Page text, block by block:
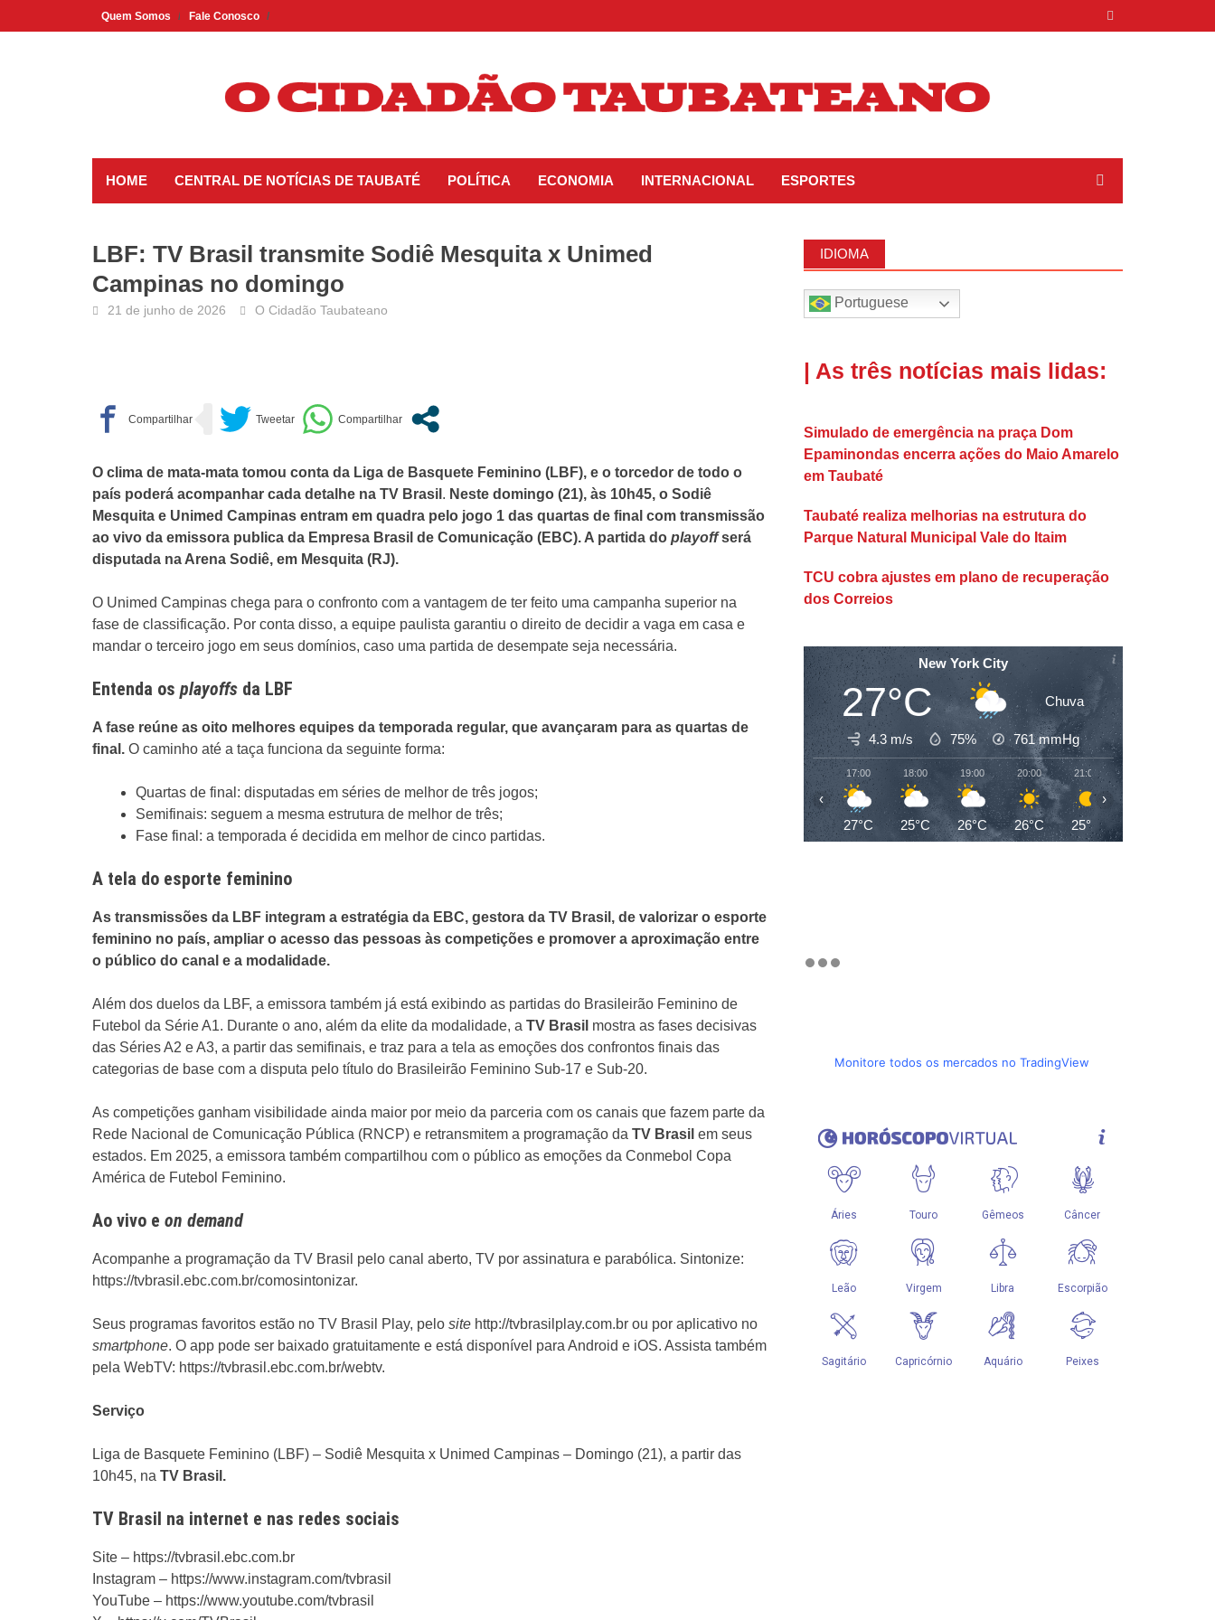
to
Quem Somos Fale Conosco
HOME CENTRAL DE NOTÍCIAS DE TAUBATÉ POLÍTICA ECONOMIA INTERNACIONAL ESPORTES
LBF: TV Brasil transmite Sodiê Mesquita x Unimed
Campinas no domingo
21 de junho de 2026 O Cidadão Taubateano
O clima de mata-mata tomou conta da Liga de Basquete Feminino (LBF), e o torcedor de todo o
país poderá acompanhar cada detalhe na TV Brasil . Neste domingo (21), às 10h45, o Sodiê
Mesquita e Unimed Campinas entram em quadra pelo jogo 1 das quartas de final com transmissão
ao vivo da emissora publica da Empresa Brasil de Comunicação (EBC). A partida do playoffserá
disputada na Arena Sodiê, em Mesquita (RJ).
O Unimed Campinas chega para o confronto com a vantagem de ter feito uma campanha superior na
fase de classificação. Por conta disso, a equipe paulista garantiu o direito de decidir a vaga em casa e
mandar o terceiro jogo em seus domínios, caso uma partida de desempate seja necessária.
Entenda os playoffs da LBF
A fase reúne as oito melhores equipes da temporada regular, que avançaram para as quartas de
final. O caminho até a taça funciona da seguinte forma:
Quartas de final: disputadas em séries de melhor de três jogos;
Semifinais: seguem a mesma estrutura de melhor de três;
Fase final: a temporada é decidida em melhor de cinco partidas.
A tela do esporte feminino
As transmissões da LBF integram a estratégia da EBC, gestora da TV Brasil, de valorizar o esporte
feminino no país, ampliar o acesso das pessoas às competições e promover a aproximação entre
o público do canal e a modalidade.
Além dos duelos da LBF, a emissora também já está exibindo as partidas do Brasileirão Feminino de
Futebol da Série A1. Durante o ano, além da elite da modalidade, a TV Brasil mostra as fases decisivas
das Séries A2 e A3, a partir das semifinais, e traz para a tela as emoções dos confrontos finais das
categorias de base com a disputa pelo título do Brasileirão Feminino Sub-17 e Sub-20.
As competições ganham visibilidade ainda maior por meio da parceria com os canais que fazem parte da
Rede Nacional de Comunicação Pública (RNCP) e retransmitem a programação da TV Brasil em seus
estados. Em 2025, a emissora também compartilhou com o público as emoções da Conmebol Copa
América de Futebol Feminino.
Ao vivo e on demand
Acompanhe a programação da TV Brasil pelo canal aberto, TV por assinatura e parabólica. Sintonize:
https://tvbrasil.ebc.com.br/comosintonizar.
Seus programas favoritos estão no TV Brasil Play, pelo site http://tvbrasilplay.com.br ou por aplicativo no
smartphone. O app pode ser baixado gratuitamente e está disponível para Android e iOS. Assista também
pela WebTV: https://tvbrasil.ebc.com.br/webtv.
Serviço
Liga de Basquete Feminino (LBF) – Sodiê Mesquita x Unimed Campinas – Domingo (21), a partir das
10h45, na TV Brasil.
TV Brasil na internet e nas redes sociais
Site – https://tvbrasil.ebc.com.br
Instagram – https://www.instagram.com/tvbrasil
YouTube – https://www.youtube.com/tvbrasil
IDIOMA
Portuguese
| As três notícias mais lidas:
Simulado de emergência na praça Dom
Epaminondas encerra ações do Maio Amarelo
em Taubaté
Taubaté realiza melhorias na estrutura do
Parque Natural Municipal Vale do Itaim
TCU cobra ajustes em plano de recuperação
dos Correios
New York City
27°C Chuva
4.3 m/s 75% 761mmHg
17:00
27°C
18:00
25°C
19:00
26°C
20:00
26°C
21:00
25°C
‹ ›
Monitore todos os mercados no TradingView